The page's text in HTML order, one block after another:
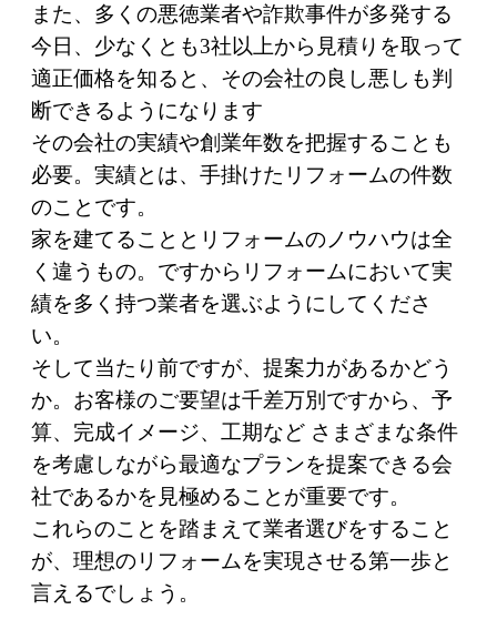
また、多くの悪徳業者や詐欺事件が多発する
今日、少なくとも3社以上から見積りを取って
適正価格を知ると、その会社の良し悪しも判
断できるようになります
その会社の実績や創業年数を把握することも
必要。実績とは、手掛けたリフォームの件数
のことです。
家を建てることとリフォームのノウハウは全
く違うもの。ですからリフォームにおいて実
績を多く持つ業者を選ぶようにしてくださ
い。
そして当たり前ですが、提案力があるかどう
か。お客様のご要望は千差万別ですから、予
算、完成イメージ、工期など さまざまな条件
を考慮しながら最適なプランを提案できる会
社であるかを見極めることが重要です。
これらのことを踏まえて業者選びをすること
が、理想のリフォームを実現させる第一歩と
言えるでしょう。